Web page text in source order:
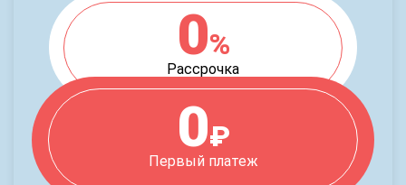
0%
Рассрочка
0₽
Первый платеж